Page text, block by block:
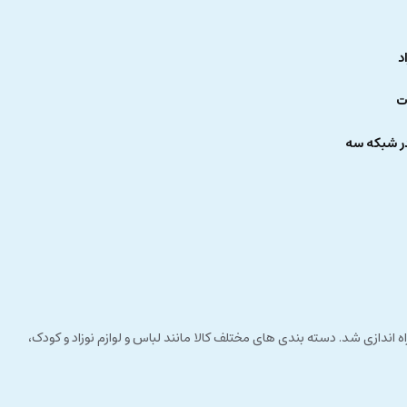
بیدار نشده و در خواب عمیق خود باقی بماند.
شبکه سه
مشتری مداری راه اندازی شد. دسته بندی های مختلف کالا مانند لباس و لوازم نوزاد و کودک،